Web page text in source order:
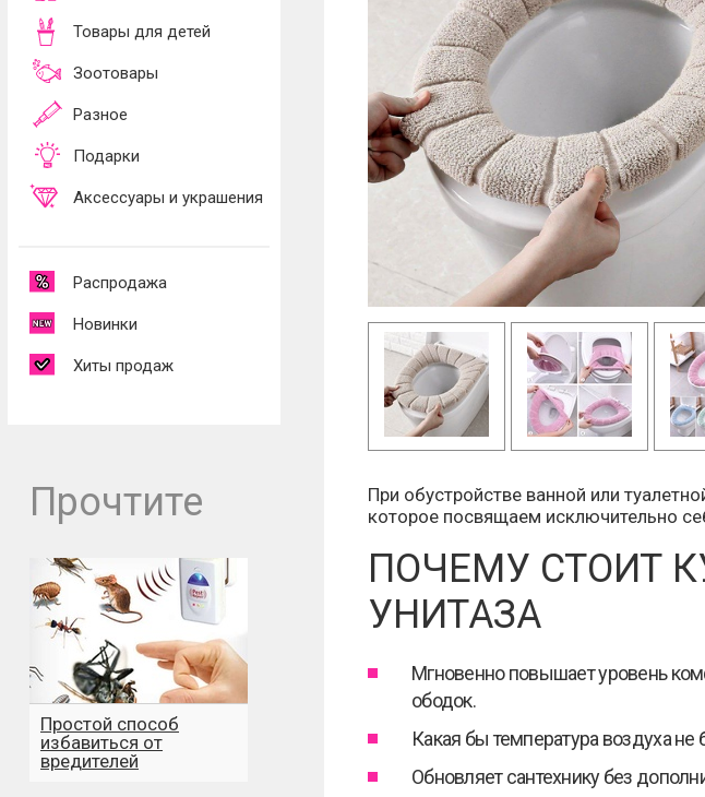
Товары для детей
Зоотовары
Разное
Подарки
Аксессуары и украшения
Распродажа
Новинки
Хиты продаж
Прочтите
Простой способ
избавиться от
вредителей
При обустройстве ванной или
которое посвящаем исключительно
ПОЧЕМУ СТОИТ
УНИТАЗА
Мгновенно повышает уровень
ободок.
Какая бы температура воздуха
Обновляет сантехнику без